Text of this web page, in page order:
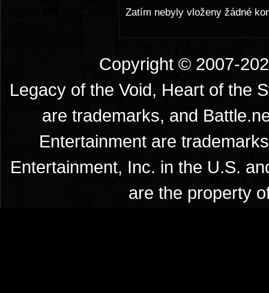
Zatím nebyly vloženy žádné
Copyright © 2007-
Legacy of the Void, Heart of the
are trademarks, and
Entertainment are
Entertainment, Inc. in the U.S.
are the property